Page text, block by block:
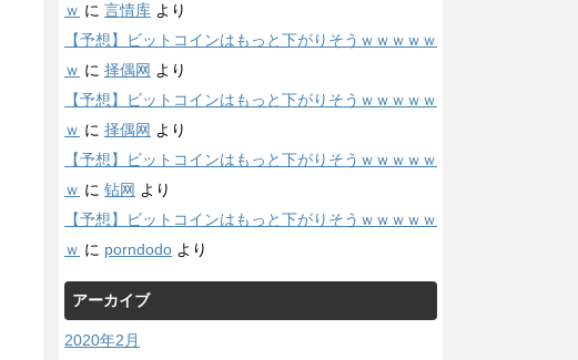
ｗ に 言情库 より
【予想】ビットコインはもっと下がりそうｗｗｗｗｗ
ｗ に 择偶网 より
【予想】ビットコインはもっと下がりそうｗｗｗｗｗ
ｗ に 择偶网 より
【予想】ビットコインはもっと下がりそうｗｗｗｗｗ
ｗ に 钻网 より
【予想】ビットコインはもっと下がりそうｗｗｗｗｗ
ｗ に porndodo より
アーカイブ
2020年2月